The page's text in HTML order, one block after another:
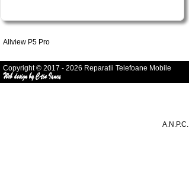
Allview P5 Pro
Copyright © 2017 - 2026 Reparatii Telefoane Mobile
A.N.P.C.